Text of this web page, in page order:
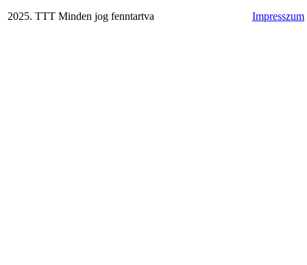
2025. TTT Minden jog fenntartva Impresszum